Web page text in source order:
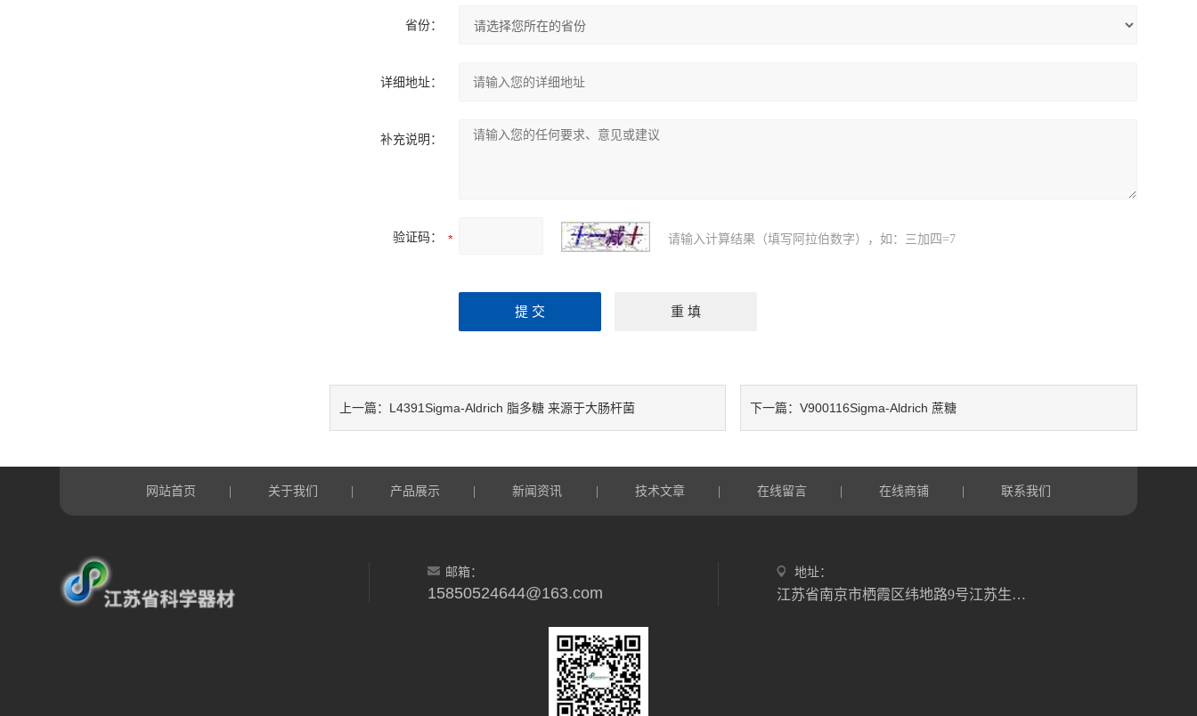
省份：
详细地址：
补充说明：
验证码： 请输入计算结果（填写阿拉伯数字），如：三加四=7
上一篇： L4391Sigma-Aldrich 脂多糖 来源于大肠杆菌 下一篇：V900116Sigma-Aldrich 蔗糖
网站首页 关于我们 产品展示 新闻资讯 技术文章 在线留言 在线商铺 联系我们
邮箱：
15850524644@163.com
地址：
江苏省南京市栖霞区纬地路9号江苏生命科技创新园B3幢